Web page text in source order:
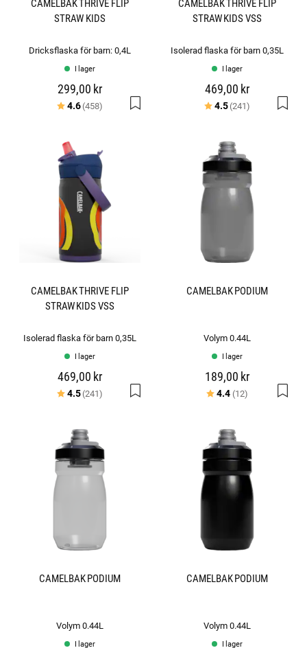
STRAW KIDS
Dricksflaska för barn: 0,4L
I lager
299,00 kr
Betyg:
4.6(458) utav 5 stjärnor
STRAW KIDS VSS
Isolerad flaska för barn 0,35L
I lager
469,00 kr
Betyg:
4.5(241) utav 5
CAMELBAK THRIVE FLIP
STRAW KIDS VSS
Isolerad flaska för barn 0,35L
I lager
469,00 kr
Betyg:
4.5(241) utav 5 stjärnor
CAMELBAK PODIUM
Volym 0.44L
I lager
189,00 kr
Betyg:
4.4 (12) utav 5
CAMELBAK PODIUM
Volym 0.44L
I lager
CAMELBAK PODIUM
Volym 0.44L
I lager